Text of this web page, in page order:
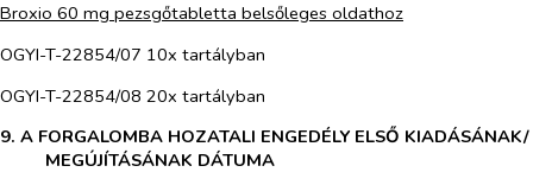
Broxio 60 mg pezsgőtabletta belsőleges oldathoz
OGYI-T-22854/07 10x tartályban
OGYI-T-22854/08 20x tartályban
9. A FORGALOMBA HOZATALI ENGEDÉLY ELSŐ KIADÁSÁNAK/
MEGÚJÍTÁSÁNAK DÁTUMA